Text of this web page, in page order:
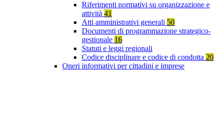
Riferimenti normativi su organizzazione e
attività 41
Atti amministrativi generali 50
Documenti di programmazione strategico-
gestionale 16
Statuti e leggi regionali
Codice disciplinare e codice di condotta 20
Oneri informativi per cittadini e imprese